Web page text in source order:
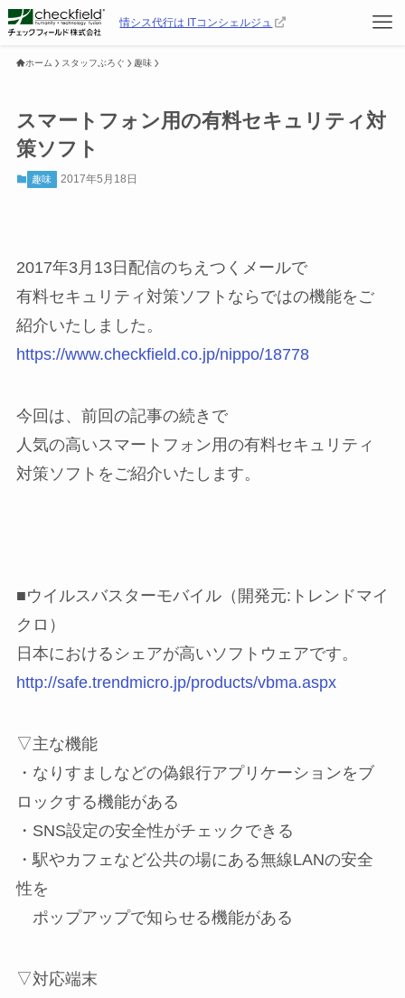
情シス代行は ITコンシェルジュ
ホーム スタッフぶろぐ 趣味
スマートフォン用の有料セキュリティ対
策ソフト
趣味 2017年5月18日
2017年3月13日配信のちえつくメールで
有料セキュリティ対策ソフトならではの機能をご
紹介いたしました。
https://www.checkfield.co.jp/nippo/18778
今回は、前回の記事の続きで
人気の高いスマートフォン用の有料セキュリティ
対策ソフトをご紹介いたします。
■ウイルスバスターモバイル（開発元:トレンドマイ
クロ）
日本におけるシェアが高いソフトウェアです。
http://safe.trendmicro.jp/products/vbma.aspx
▽主な機能
・なりすましなどの偽銀行アプリケーションをブ
ロックする機能がある
・SNS設定の安全性がチェックできる
・駅やカフェなど公共の場にある無線LANの安全
性を
ポップアップで知らせる機能がある
▽対応端末